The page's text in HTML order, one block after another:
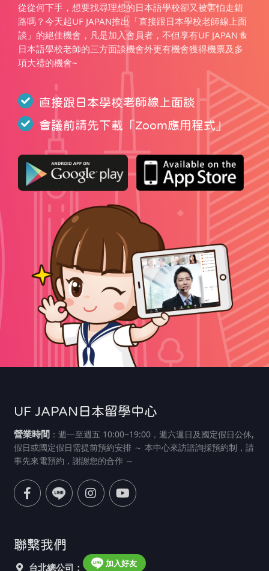
從從何下手，想要找尋理想的日本語學校卻又被害怕走錯
路嗎？今天起UF JAPAN推出「直接跟日本學校老師線上面
談」的絕佳機會，凡是加入會員者，不但享有UF JAPAN &
日本語學校老師的三方面談機會外更有機會獲得機票及多
項大禮的機會~
直接跟日本學校老師線上面談
會議前請先下載「Zoom應用程式」
UF JAPAN日本留學中心
營業時間：週一至週五 10:00~19:00，週六週日及國定假日公休,
假日或國定假日需提前預約安排 ～ 本中心來訪諮詢採預約制，請
事先來電預約，謝謝您的合作 ～
聯繫我們
台北總公司： 加入好友